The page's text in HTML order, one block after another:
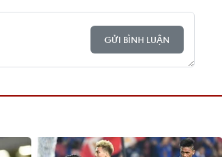
GỬI BÌNH LUẬN